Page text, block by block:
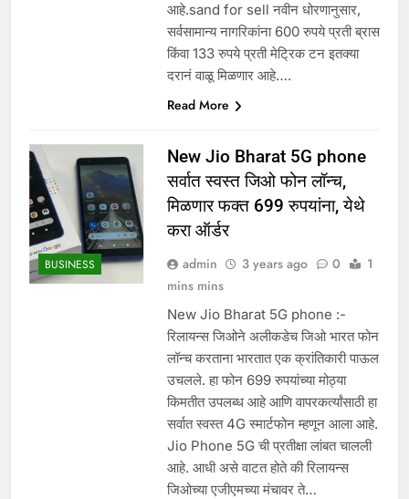
आहे.sand for sell नवीन धोरणानुसार,
सर्वसामान्य नागरिकांना 600 रुपये प्रती ब्रास
किंवा 133 रुपये प्रती मेट्रिक टन इतक्या
दरानं वाळू मिळणार आहे….
Read More
BUSINESS
New Jio Bharat 5G phone
सर्वात स्वस्त जिओ फोन लॉन्च,
मिळणार फक्त 699 रुपयांना, येथे
करा ऑर्डर
admin 3 years ago 0
1
mins mins
New Jio Bharat 5G phone :-
रिलायन्स जिओने अलीकडेच जिओ भारत फोन
लॉन्च करताना भारतात एक क्रांतिकारी पाऊल
उचलले. हा फोन 699 रुपयांच्या मोठ्या
किमतीत उपलब्ध आहे आणि वापरकर्त्यांसाठी हा
सर्वात स्वस्त 4G स्मार्टफोन म्हणून आला आहे.
Jio Phone 5G ची प्रतीक्षा लांबत चालली
आहे. आधी असे वाटत होते की रिलायन्स
जिओच्या एजीएमच्या मंचावर ते…